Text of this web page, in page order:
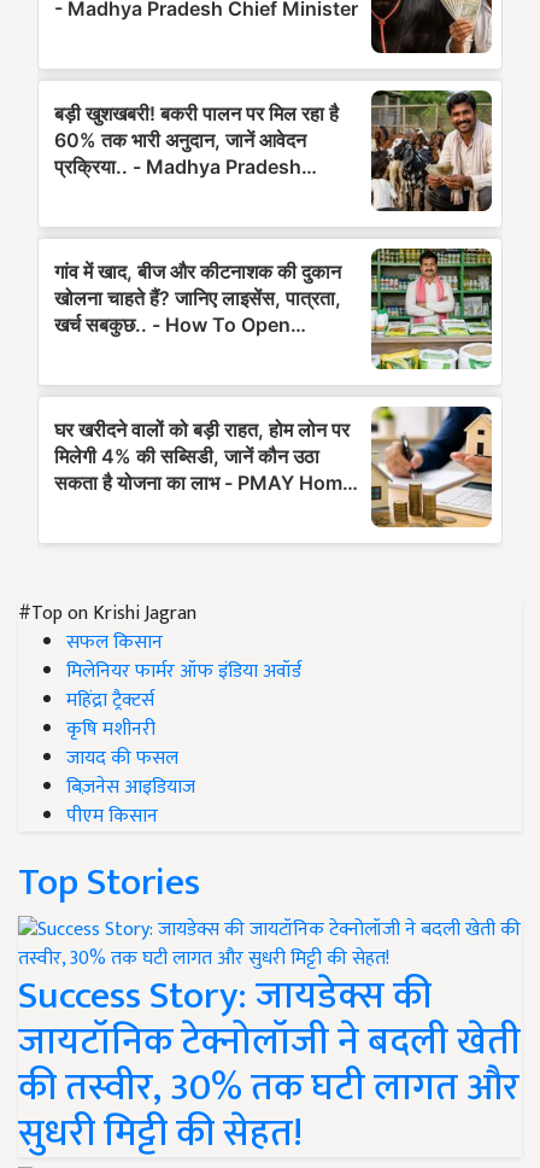
#Top on Krishi Jagran
सफल किसान
मिलेनियर फार्मर ऑफ इंडिया अवॉर्ड
महिंद्रा ट्रैक्टर्स
कृषि मशीनरी
जायद की फसल
बिज़नेस आइडियाज
पीएम किसान
Top Stories
Success Story: जायडेक्स की
जायटॉनिक टेक्नोलॉजी ने बदली खेती
की तस्वीर, 30% तक घटी लागत और
सुधरी मिट्टी की सेहत!